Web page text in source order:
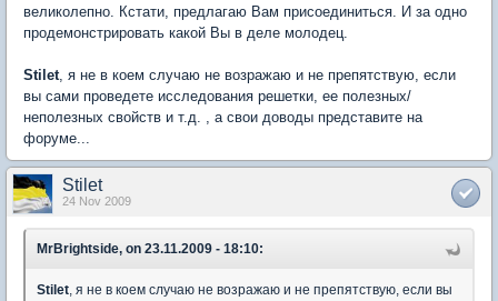
великолепно. Кстати, предлагаю Вам присоединиться. И за одно
продемонстрировать какой Вы в деле молодец.
Stilet , я не в коем случаю не возражаю и не препятствую, если
вы сами проведете исследования решетки, ее полезных/
неполезных свойств и т.д. , а свои доводы представите на
форуме...
Stilet
24 Nov 2009
MrBrightside, on 23.11.2009 - 18:10:
Stilet, я не в коем случаю не возражаю и не препятствую, если вы